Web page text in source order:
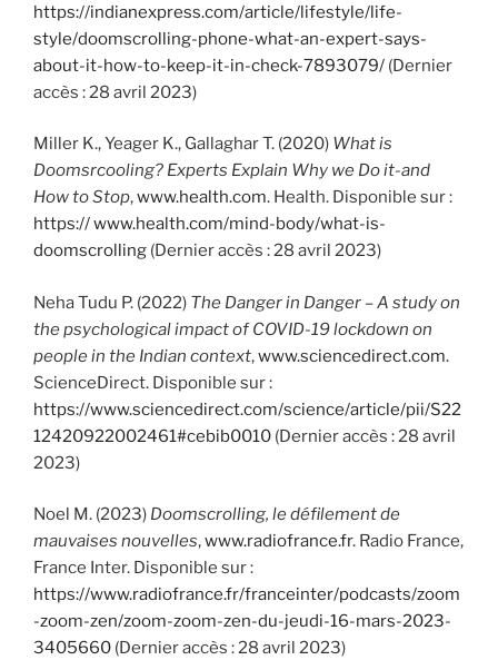
https://indianexpress.com/article/lifestyle/life-
style/doomscrolling-phone-what-an-expert-says-
about-it-how-to-keep-it-in-check-7893079/ (Dernier
accès : 28 avril 2023)
Miller K., Yeager K., Gallaghar T. (2020) What is
Doomsrcooling? Experts Explain Why we Do it-and
How to Stop,www.health.com. Health. Disponible sur :
https:// www.health.com/mind-body/what-is-
doomscrolling (Dernier accès : 28 avril 2023)
Neha Tudu P. (2022) The Danger in Danger – A study on
the psychological impact of COVID-19 lockdown on
people in the Indian context,www.sciencedirect.com.
ScienceDirect. Disponible sur :
https://www.sciencedirect.com/science/article/pii/S22
12420922002461#cebib0010 (Dernier accès : 28 avril
2023)
Noel M. (2023) Doomscrolling, le défilement de
mauvaises nouvelles,www.radiofrance.fr. Radio France,
France Inter. Disponible sur :
https://www.radiofrance.fr/franceinter/podcasts/zoom
-zoom-zen/zoom-zoom-zen-du-jeudi-16-mars-2023-
3405660 (Dernier accès : 28 avril 2023)